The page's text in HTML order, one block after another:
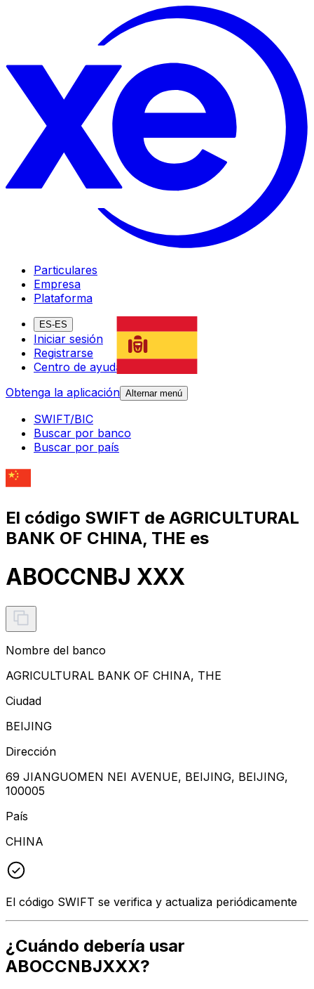
Particulares
Empresa
Plataforma
ES-ES
Iniciar sesión
Registrarse
Centro de ayuda
Obtenga la aplicación Alternar menú
SWIFT/BIC
Buscar por banco
Buscar por país
El código SWIFT de AGRICULTURAL
BANK OF CHINA, THE es
ABOCCNBJ XXX
Nombre del banco
AGRICULTURAL BANK OF CHINA, THE
Ciudad
BEIJING
Dirección
69 JIANGUOMEN NEI AVENUE, BEIJING, BEIJING,
100005
País
CHINA
El código SWIFT se verifica y actualiza periódicamente
¿Cuándo debería usar
ABOCCNBJXXX?